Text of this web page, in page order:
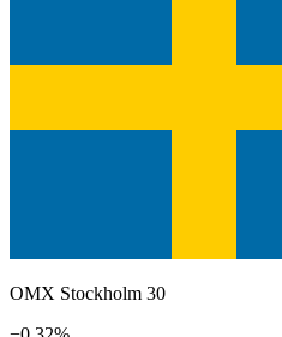
OMX Stockholm 30